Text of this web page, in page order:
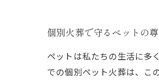
個別火葬で守るペットの
ペットは私たちの生活に多
での個別ペット火葬は、こ